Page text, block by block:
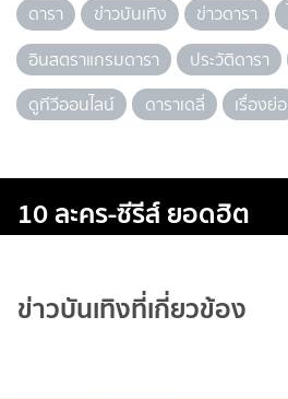
ดารา ข่าวบันเทิง ข่าวดารา
อินสตราแกรมดารา
ประวัติดารา
ดูทีวีออนไลน์
ดาราเดลี่ เรื่องย่อ
10 ละคร-ซีรีส์ ยอดฮิต
ข่าวบันเทิงที่เกี่ยวข้อง